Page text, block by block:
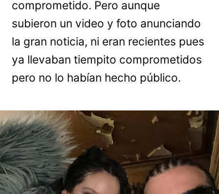
comprometido. Pero aunque
subieron un video y foto anunciando
la gran noticia, ni eran recientes pues
ya llevaban tiempito comprometidos
pero no lo habían hecho público.